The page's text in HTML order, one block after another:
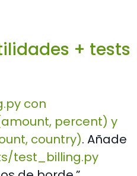
+ tests
con
percent) y
country). Añade
test_billing.py